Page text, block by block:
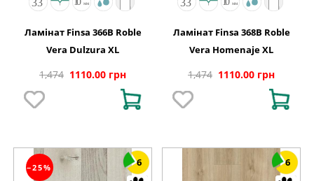
Ламінат Finsa 366B Roble
Vera Dulzura XL
1,474 1110.00 грн
Ламінат Finsa 368B Roble
Vera Homenaje XL
1,474 1110.00 грн
−25% 6 6